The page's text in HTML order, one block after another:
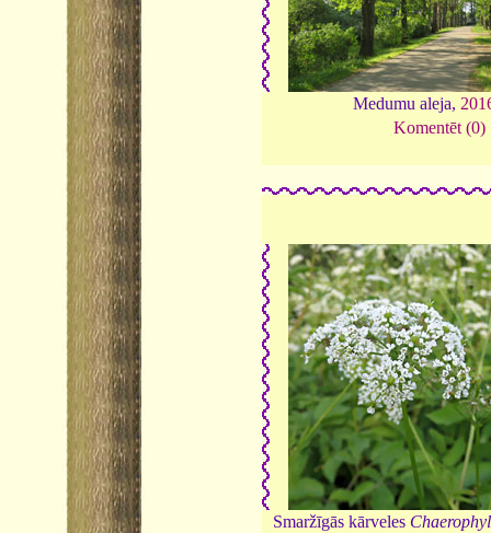
Medumu aleja,
Komentēt (0)
Smaržīgās kārveles